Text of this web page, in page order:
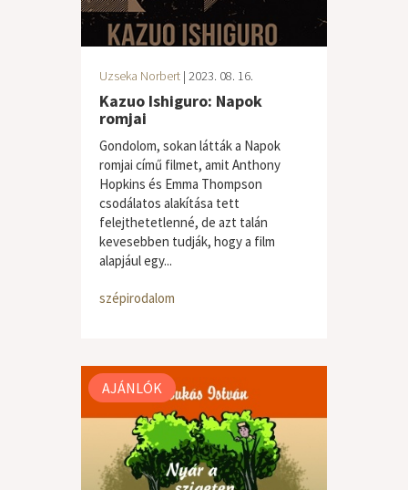
Uzseka Norbert | 2023. 08. 16.
Kazuo Ishiguro: Napok
romjai
Gondolom, sokan látták a Napok
romjai című filmet, amit Anthony
Hopkins és Emma Thompson
csodálatos alakítása tett
felejthetetlenné, de azt talán
kevesebben tudják, hogy a film
alapjául egy...
szépirodalom
AJÁNLÓK